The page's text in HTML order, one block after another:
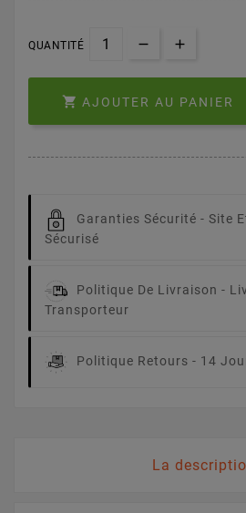
QUANTITÉ
 AJOUTER AU PANIER
Garanties Sécurité - Site
Sécurisé
Politique De Livraison -
Transporteur
Politique Retours - 14
La